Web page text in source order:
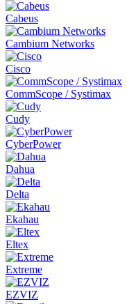
Cabeus
Cambium Networks
Cisco
CommScope / Systimax
Cudy
CyberPower
Dahua
Delta
Ekahau
Eltex
Extreme
EZVIZ